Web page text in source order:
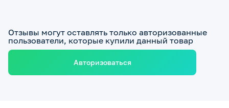
Отзывы могут оставлять только авторизованные
пользователи, которые купили данный товар
Авторизоваться